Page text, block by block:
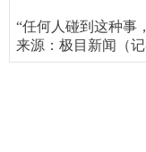
“任何人碰到这种事
来源：极目新闻（记